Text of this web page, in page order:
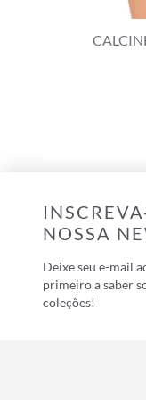
PALA
NOSSA
Deixe seu e-mail
primeiro a saber
coleções!